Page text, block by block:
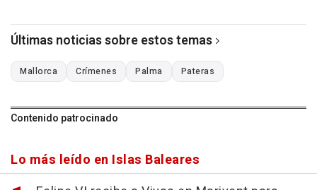
Últimas noticias sobre estos temas
Mallorca Crímenes Palma Pateras
Contenido patrocinado
Lo más leído en Islas Baleares